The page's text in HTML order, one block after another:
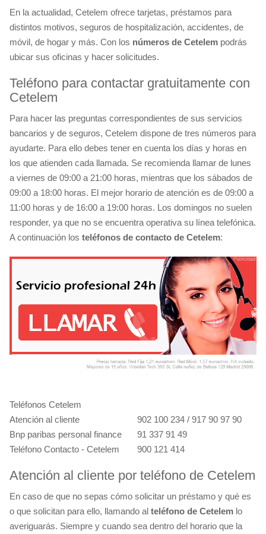
En la actualidad, Cetelem ofrece tarjetas, préstamos para
distintos motivos, seguros de hospitalización, accidentes, de
móvil, de hogar y más. Con los números de Cetelem podrás
ubicar sus oficinas y hacer solicitudes.
Teléfono para contactar gratuitamente con
Cetelem
Para hacer las preguntas correspondientes de sus servicios
bancarios y de seguros, Cetelem dispone de tres números para
ayudarte. Para ello debes tener en cuenta los días y horas en
los que atienden cada llamada. Se recomienda llamar de lunes
a viernes de 09:00 a 21:00 horas, mientras que los sábados de
09:00 a 18:00 horas. El mejor horario de atención es de 09:00 a
11:00 horas y de 16:00 a 19:00 horas. Los domingos no suelen
responder, ya que no se encuentra operativa su línea telefónica.
A continuación los teléfonos de contacto de Cetelem:
Teléfonos Cetelem
Atención al cliente
902 100 234 / 917 90 97 90
Bnp paribas personal finance
91 337 91 49
Teléfono Contacto - Cetelem
900 121 414
Atención al cliente por teléfono de Cetelem
En caso de que no sepas cómo solicitar un préstamo y qué es
o que solicitan para ello, llamando al teléfono de Cetelem lo
averiguarás. Siempre y cuando sea dentro del horario que la